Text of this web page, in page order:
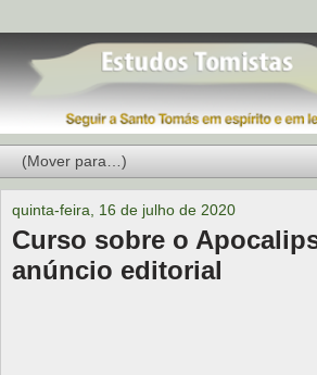
quinta-feira, 16 de julho de 2020
Curso sobre o
anúncio editorial